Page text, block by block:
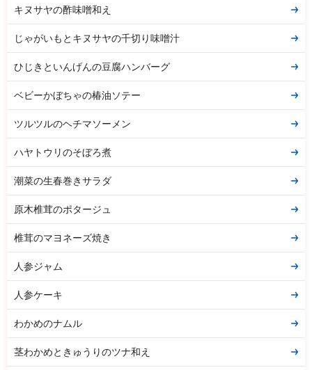
キヌサヤの酢味噌和え
じゃがいもとキヌサヤの千切り味噌汁
ひじきといんげんの豆腐ハンバーグ
ベビーかぼちゃの椿油ソテー
ツルツルのヘチマソーメン
ハヤトウリのそぼろ煮
潮菜の生春巻きサラダ
原木椎茸のポタージュ
椎茸のマヨネーズ焼き
人参ジャム
人参ケーキ
わかめのナムル
茎わかめときゅうりのツナ和え